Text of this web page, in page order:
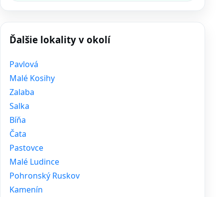
Ďalšie lokality v okolí
Pavlová
Malé Kosihy
Zalaba
Salka
Bíňa
Čata
Pastovce
Malé Ludince
Pohronský Ruskov
Kamenín